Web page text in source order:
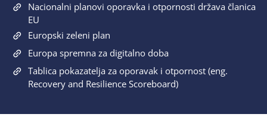
Nacionalni planovi oporavka i otpornosti država članica
EU
Europski zeleni plan
Europa spremna za digitalno doba
Tablica pokazatelja za oporavak i otpornost (eng.
Recovery and Resilience Scoreboard)